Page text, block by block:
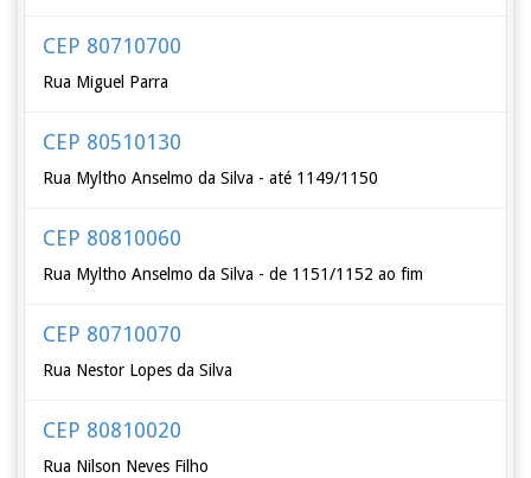
CEP 80710700
Rua Miguel Parra
CEP 80510130
Rua Myltho Anselmo da Silva - até 1149/1150
CEP 80810060
Rua Myltho Anselmo da Silva - de 1151/1152 ao fim
CEP 80710070
Rua Nestor Lopes da Silva
CEP 80810020
Rua Nilson Neves Filho